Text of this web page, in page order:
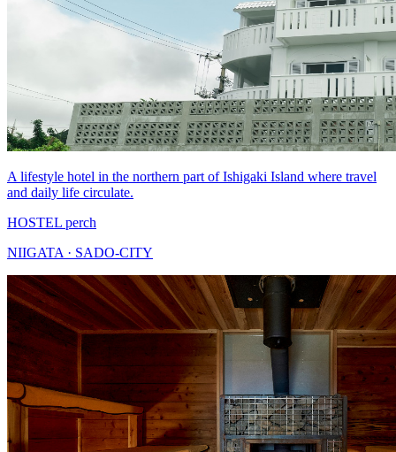
A lifestyle hotel in the northern part of Ishigaki Island where travel
and daily life circulate.
HOSTEL perch
NIIGATA · SADO-CITY